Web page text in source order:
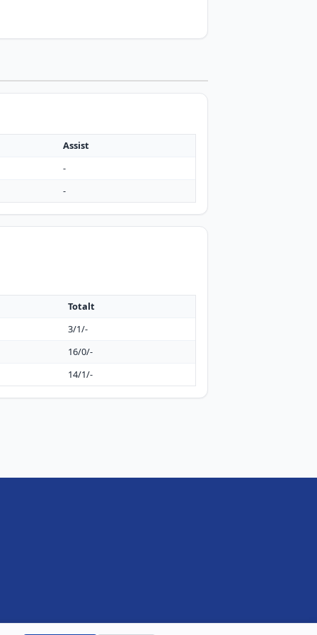
Assist
-
-
Totalt
3/1/-
16/0/-
14/1/-